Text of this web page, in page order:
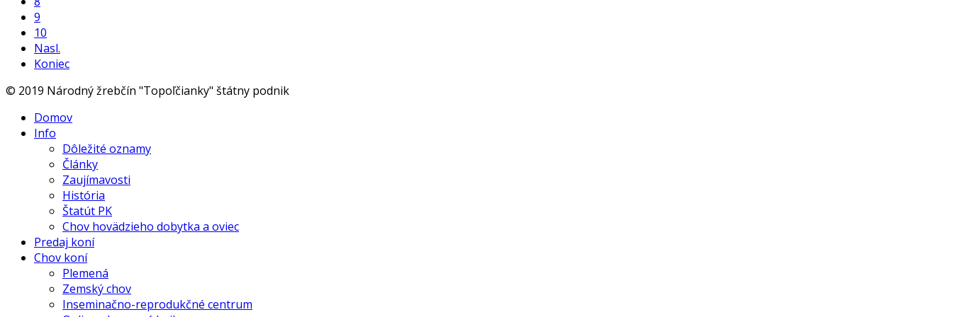
9
10
Nasl.
Koniec
© 2019 Národný žrebčín "Topoľčianky" štátny podnik
Domov
Info
Dôležité oznamy
Články
Zaujímavosti
História
Štatút PK
Chov hovädzieho dobytka a oviec
Predaj koní
Chov koní
Plemená
Zemský chov
Inseminačno-reprodukčné centrum